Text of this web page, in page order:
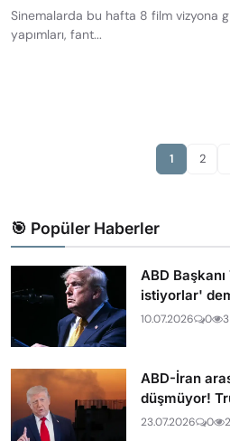
Sinemalarda bu hafta 8 film vizyona
yapımları, fant...
1 2
🎯 Popüler Haberler
ABD
istiyorlar'
10.07.2026 0 3
ABD-İran
düşmüyor!
23.07.2026 0 2